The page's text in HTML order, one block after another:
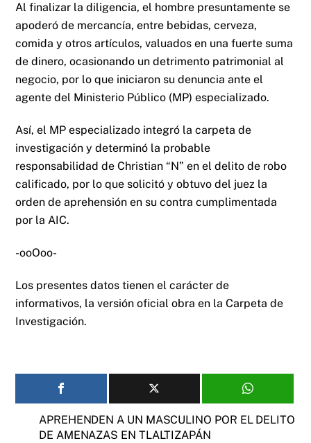
Al finalizar la diligencia, el hombre presuntamente se
apoderó de mercancía, entre bebidas, cerveza,
comida y otros artículos, valuados en una fuerte suma
de dinero, ocasionando un detrimento patrimonial al
negocio, por lo que iniciaron su denuncia ante el
agente del Ministerio Público (MP) especializado.
Así, el MP especializado integró la carpeta de
investigación y determinó la probable
responsabilidad de Christian “N” en el delito de robo
calificado, por lo que solicitó y obtuvo del juez la
orden de aprehensión en su contra cumplimentada
por la AIC.
-ooOoo-
Los presentes datos tienen el carácter de
informativos, la versión oficial obra en la Carpeta de
Investigación.
APREHENDEN A UN MASCULINO POR EL DELITO
DE AMENAZAS EN TLALTIZAPÁN